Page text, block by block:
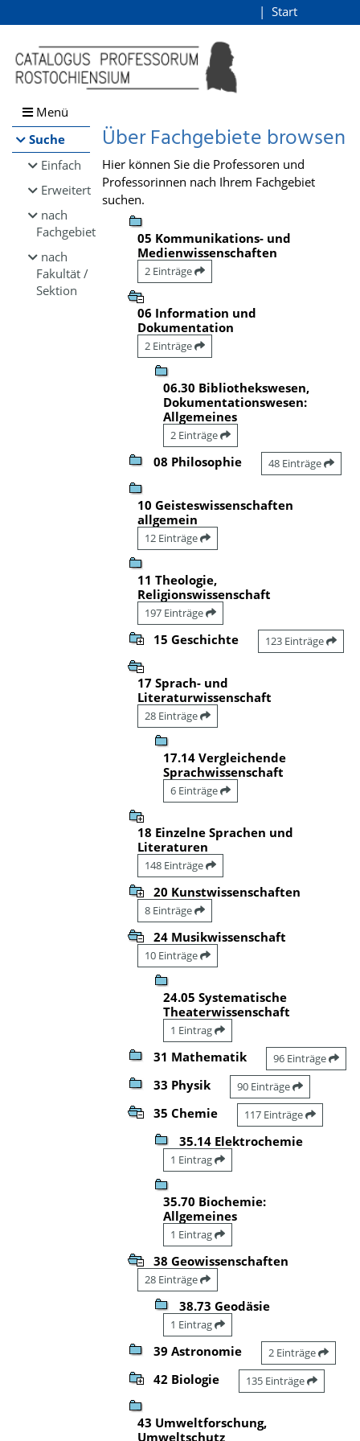
Browsen
direkt zum Inhalt
Start
Menü
Suche
Einfach
Erweitert
nach
Fachgebiet
nach
Fakultät /
Sektion
Über Fachgebiete browsen
Hier können Sie die Professoren und
Professorinnen nach Ihrem Fachgebiet
suchen.
05 Kommunikations- und
Medienwissenschaften
2 Einträge
06 Information und
Dokumentation
2 Einträge
06.30 Bibliothekswesen,
Dokumentationswesen:
Allgemeines
2 Einträge
08 Philosophie 48 Einträge
10 Geisteswissenschaften
allgemein
12 Einträge
11 Theologie,
Religionswissenschaft
197 Einträge
15 Geschichte 123 Einträge
17 Sprach- und
Literaturwissenschaft
28 Einträge
17.14 Vergleichende
Sprachwissenschaft
6 Einträge
18 Einzelne Sprachen und
Literaturen
148 Einträge
20 Kunstwissenschaften
8 Einträge
24 Musikwissenschaft
10 Einträge
24.05 Systematische
Theaterwissenschaft
1 Eintrag
31 Mathematik 96 Einträge
33 Physik 90 Einträge
35 Chemie 117 Einträge
35.14 Elektrochemie
1 Eintrag
35.70 Biochemie:
Allgemeines
1 Eintrag
38 Geowissenschaften
28 Einträge
38.73 Geodäsie
1 Eintrag
39 Astronomie 2 Einträge
42 Biologie 135 Einträge
43 Umweltforschung,
Umweltschutz